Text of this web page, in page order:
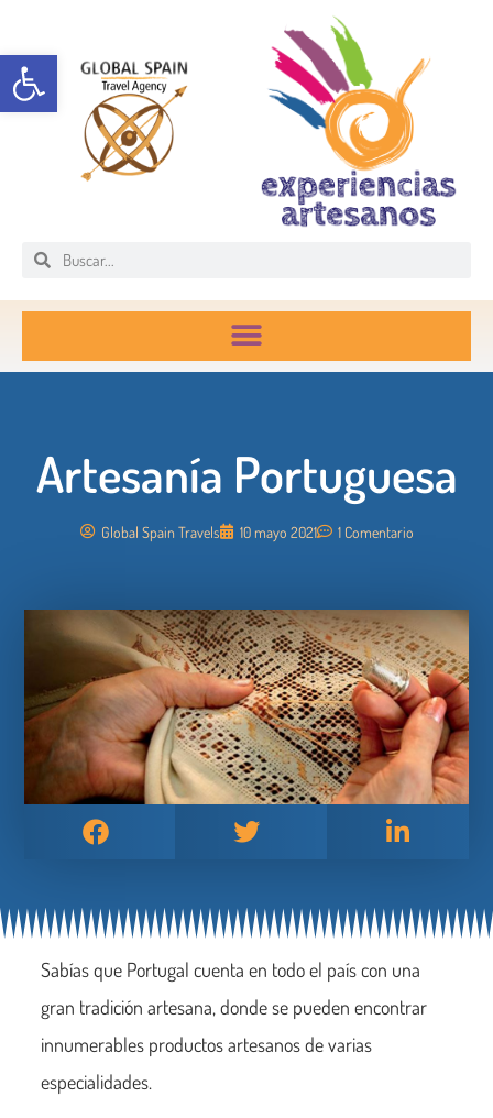
Abrir barra de herramientas
Artesanía Portuguesa
Global Spain Travels 10 mayo 2021 1 Comentario
Sabías que Portugal cuenta en todo el país con una
gran tradición artesana, donde se pueden encontrar
innumerables productos artesanos de varias
especialidades.